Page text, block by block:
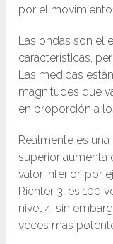
por el movimiento.
Las ondas son el
características,
Las medidas
magnitudes que
en proporción a
Realmente es
superior aumenta
valor inferior, por
Richter 3, es 100
nivel 4, sin
veces más